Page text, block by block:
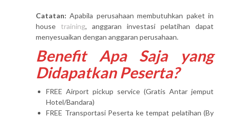
Catatan: Apabila perusahaan membutuhkan paket in
house training, anggaran investasi pelatihan dapat
menyesuaikan dengan anggaran perusahaan.
Benefit Apa Saja yang
Didapatkan Peserta?
FREE Airport pickup service (Gratis Antar jemput
Hotel/Bandara)
FREE Transportasi Peserta ke tempat pelatihan (By